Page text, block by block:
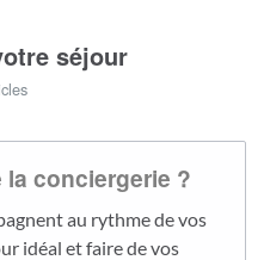
séjour
conciergerie ?
au rythme de vos
idéal et faire de vos